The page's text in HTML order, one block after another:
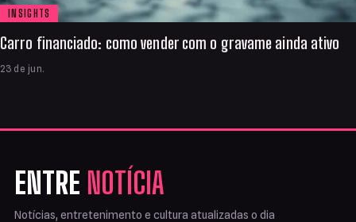
INSIGHTS
Carro financiado: como vender com o gravame ainda ativo
23 de jun.
ENTRE NOTÍCIA
Notícias, entretenimento e cultura atualizadas o dia